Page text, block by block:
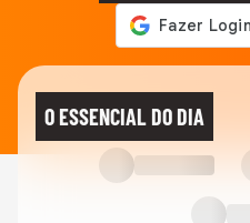
O ESSENCIAL DO DIA